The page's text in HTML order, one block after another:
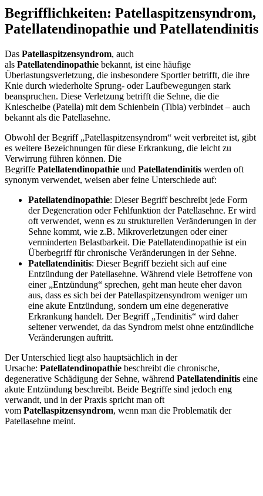
Begrifflichkeiten: Patellaspitzensyndrom,
Patellatendinopathie und Patellatendinitis
Das Patellaspitzensyndrom, auch
als Patellatendinopathie bekannt, ist eine häufige
Überlastungsverletzung, die insbesondere Sportler betrifft, die ihre
Knie durch wiederholte Sprung- oder Laufbewegungen stark
beanspruchen. Diese Verletzung betrifft die Sehne, die die
Kniescheibe (Patella) mit dem Schienbein (Tibia) verbindet – auch
bekannt als die Patellasehne.
Obwohl der Begriff „Patellaspitzensyndrom“ weit verbreitet ist, gibt
es weitere Bezeichnungen für diese Erkrankung, die leicht zu
Verwirrung führen können. Die
Begriffe Patellatendinopathie und Patellatendinitis werden oft
synonym verwendet, weisen aber feine Unterschiede auf:
Patellatendinopathie: Dieser Begriff beschreibt jede Form
der Degeneration oder Fehlfunktion der Patellasehne. Er wird
oft verwendet, wenn es zu strukturellen Veränderungen in der
Sehne kommt, wie z.B. Mikroverletzungen oder einer
verminderten Belastbarkeit. Die Patellatendinopathie ist ein
Überbegriff für chronische Veränderungen in der Sehne.
Patellatendinitis: Dieser Begriff bezieht sich auf eine
Entzündung der Patellasehne. Während viele Betroffene von
einer „Entzündung“ sprechen, geht man heute eher davon
aus, dass es sich bei der Patellaspitzensyndrom weniger um
eine akute Entzündung, sondern um eine degenerative
Erkrankung handelt. Der Begriff „Tendinitis“ wird daher
seltener verwendet, da das Syndrom meist ohne entzündliche
Veränderungen auftritt.
Der Unterschied liegt also hauptsächlich in der
Ursache: Patellatendinopathie beschreibt die chronische,
degenerative Schädigung der Sehne, während Patellatendinitis eine
akute Entzündung beschreibt. Beide Begriffe sind jedoch eng
verwandt, und in der Praxis spricht man oft
vom Patellaspitzensyndrom, wenn man die Problematik der
Patellasehne meint.